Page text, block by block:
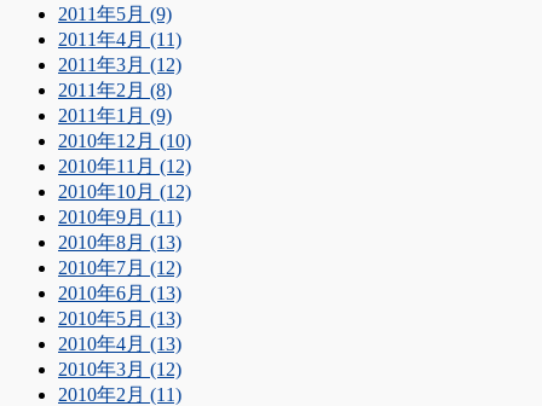
2011年5月 (9)
2011年4月 (11)
2011年3月 (12)
2011年2月 (8)
2011年1月 (9)
2010年12月 (10)
2010年11月 (12)
2010年10月 (12)
2010年9月 (11)
2010年8月 (13)
2010年7月 (12)
2010年6月 (13)
2010年5月 (13)
2010年4月 (13)
2010年3月 (12)
2010年2月 (11)